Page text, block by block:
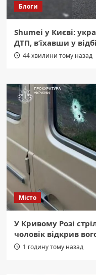
Блоги
Shumei у Києві:
ДТП, в’їхавши у
44 хвилини тому назад
Місто
У Кривому Розі
чоловік відкрив
1 годину тому назад